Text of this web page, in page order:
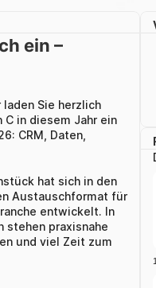
ein –
Sie herzlich
C in diesem Jahr ein
CRM, Daten,
hat sich in den
Austauschformat für
entwickelt. In
stehen praxisnahe
und viel Zeit zum